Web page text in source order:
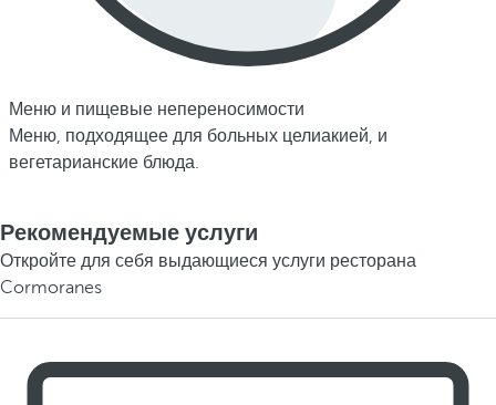
Меню и пищевые непереносимости
Меню, подходящее для больных целиакией, и
вегетарианские блюда.
Рекомендуемые услуги
Откройте для себя выдающиеся услуги ресторана
Cormoranes